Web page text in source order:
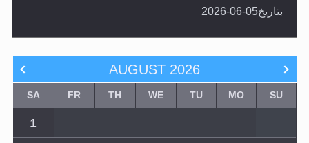
بتاريخ05-06-2026
AUGUST 2026
SU
MO
TU
WE
TH
FR
SA
1